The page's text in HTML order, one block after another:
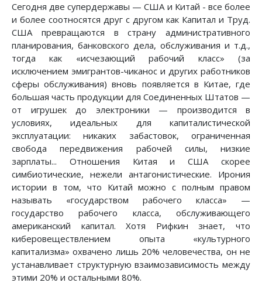
Сегодня две супердержавы — США и Китай - все более
и более соотносятся друг с другом как Капитал и Труд.
США превращаются в страну административного
планирования, банковского дела, обслуживания и т.д.,
тогда как «исчезающий рабочий класс» (за
исключением эмигрантов-чиканос и других работников
сферы обслуживания) вновь появляется в Китае, где
большая часть продукции для Соединенных Штатов —
от игрушек до электроники — производится в
условиях, идеальных для капиталистической
эксплуатации: никаких забастовок, ограниченная
свобода передвижения рабочей силы, низкие
зарплаты... Отношения Китая и США скорее
симбиотические, нежели антагонистические. Ирония
истории в том, что Китай можно с полным правом
называть «государством рабочего класса» —
государство рабочего класса, обслуживающего
американский капитал. Хотя Рифкин знает, что
киберовеществлением опыта «культурного
капитализма» охвачено лишь 20% человечества, он не
устанавливает структурную взаимозависимость между
этими 20% и остальными 80%.